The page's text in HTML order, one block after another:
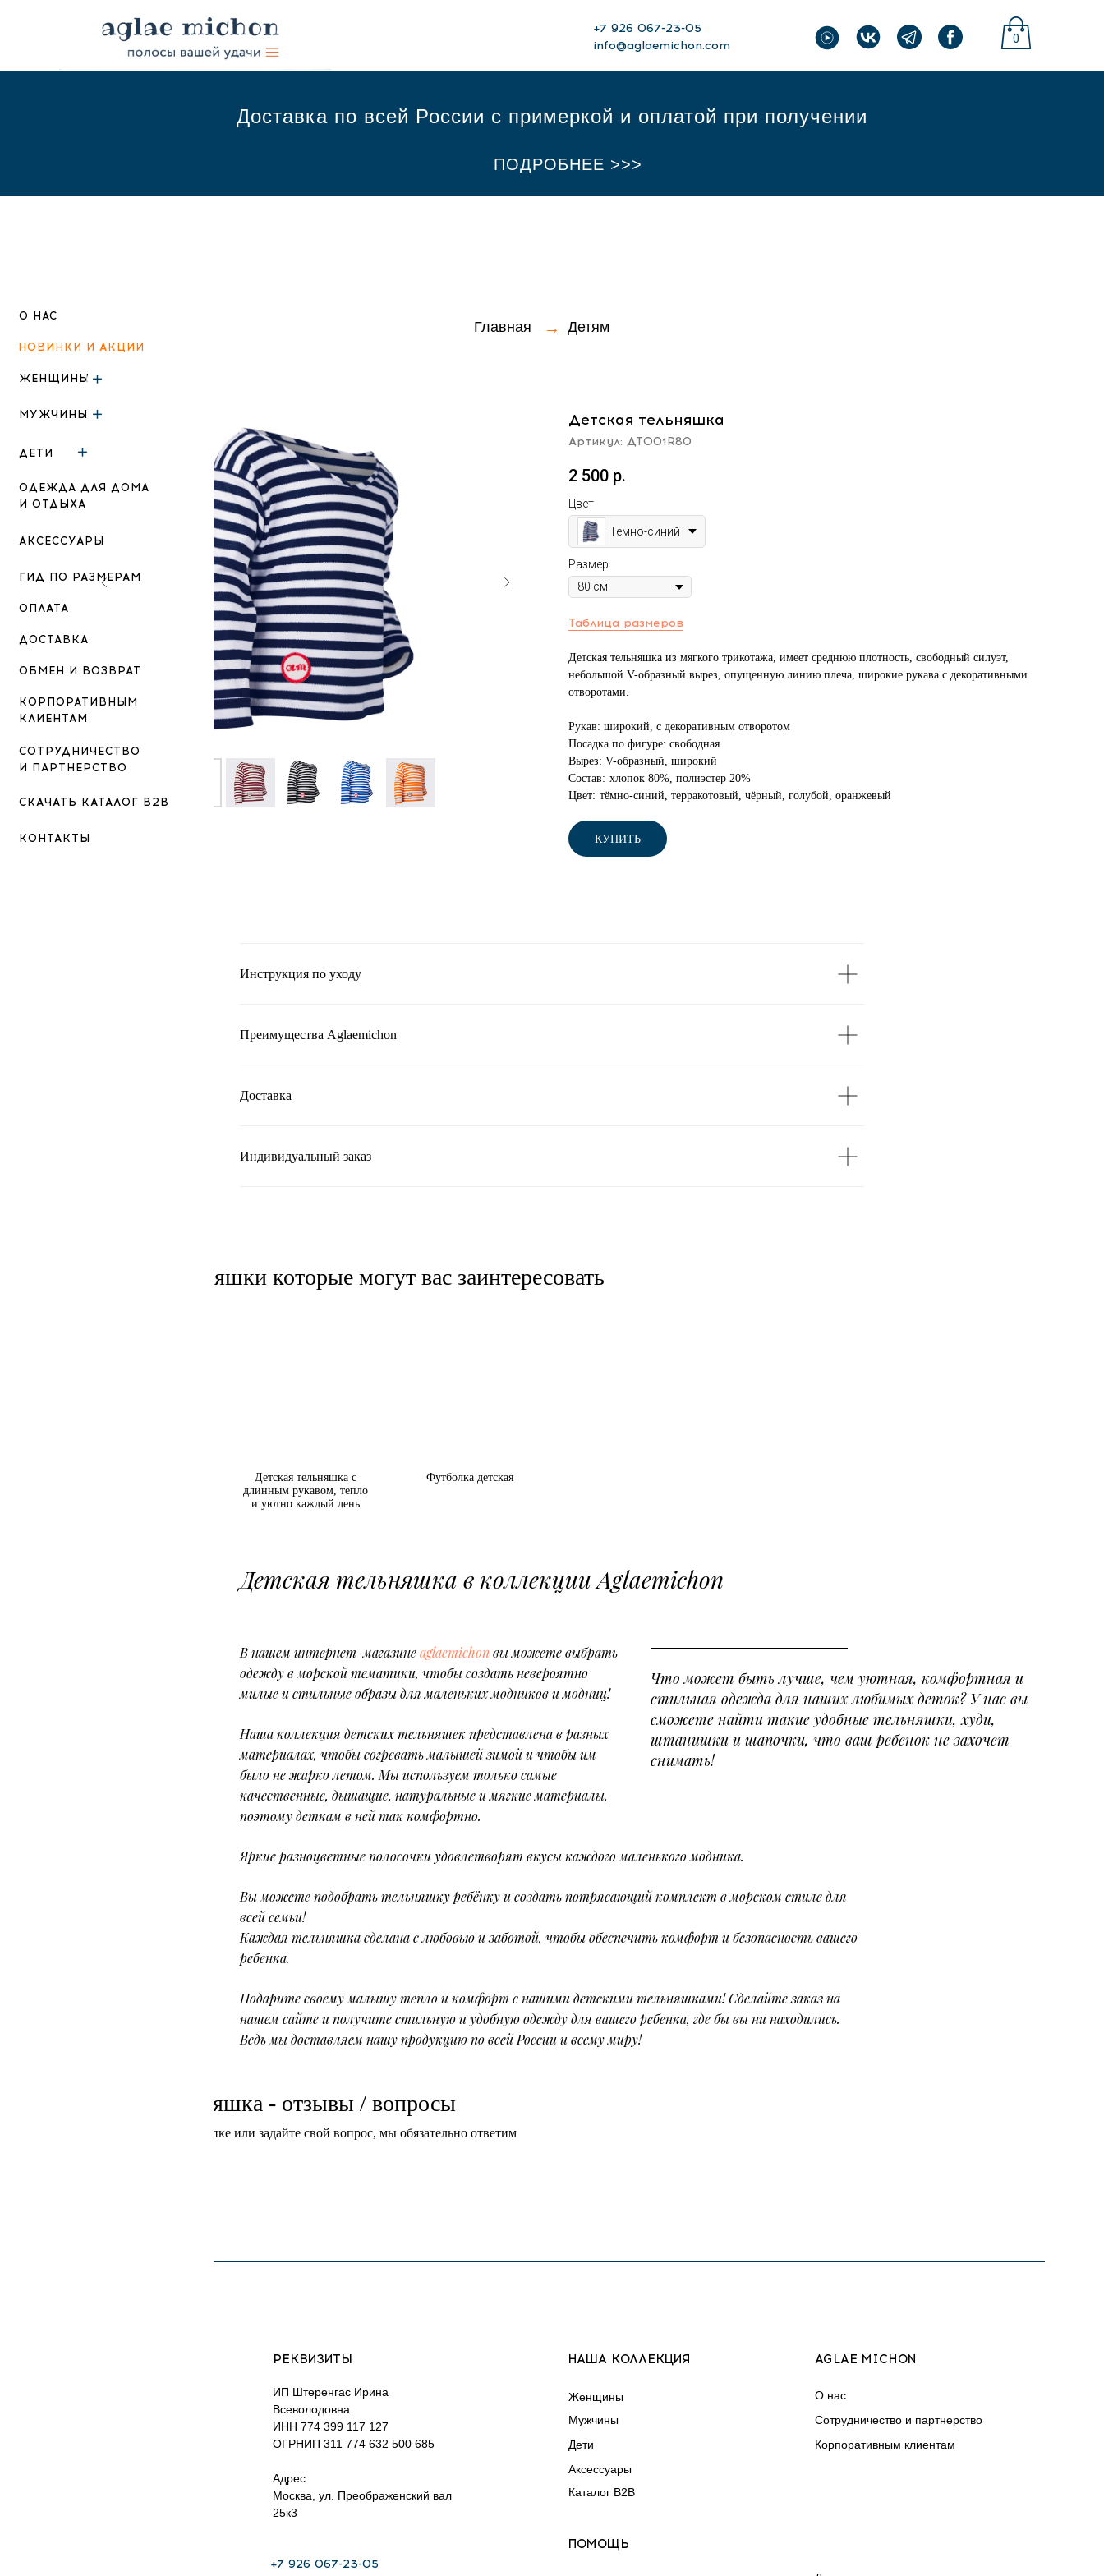
+7 926 067-23-05‬
0
info@aglaemichon.com
Доставка по всей России с примеркой и оплатой при получении
ПОДРОБНЕЕ >>>
ПРОМОКОД MY1AGLAE
Главная Детям
→
О НАС
НОВИНКИ И АКЦИИ
ЖЕНЩИНЫ
МУЖЧИНЫ
ОДЕЖДА ДЛЯ ДОМА
И ОТДЫХА
АКСЕССУАРЫ
ГИД ПО РАЗМЕРАМ
ОПЛАТА
ДОСТАВКА
КОРПОРАТИВНЫМ
КЛИЕНТАМ
СОТРУДНИЧЕСТВО
И ПАРТНЕРСТВО
ОБМЕН И ВОЗВРАТ
СКАЧАТЬ КАТАЛОГ B2B
КОНТАКТЫ
ДЕТИ
Детская тельняшка
Артикул: ДТО01R80
2 500 р.
Цвет
Тёмно-синий
Размер
Таблица размеров
Детская тельняшка из мягкого трикотажа, имеет среднюю плотность, свободный силуэт,
небольшой V-образный вырез, опущенную линию плеча, широкие рукава с декоративными
отворотами.
Рукав: широкий, с декоративным отворотом
Посадка по фигуре: свободная
Вырез: V-образный, широкий
Состав: хлопок 80%, полиэстер 20%
Цвет: тёмно-синий, терракотовый, чёрный, голубой, оранжевый
КУПИТЬ
Инструкция по уходу
Преимущества Aglaemichon
Доставка
Индивидуальный заказ
Детские тельняшки которые могут вас заинтересовать
Детская тельняшка с
длинным рукавом, тепло
и уютно каждый день
Футболка детская
Детская тельняшка в коллекции Aglaemichon
Что может быть лучше, чем уютная, комфортная и
стильная одежда для наших любимых деток? У нас вы
сможете найти такие удобные тельняшки, худи,
штанишки и шапочки, что ваш ребенок не захочет
снимать!
В нашем интернет-магазинеaglaemichonвы можете выбрать
одежду в морской тематики, чтобы создать невероятно
милые и стильные образы для маленьких модников и модниц!
Наша коллекция детских тельняшек представлена в разных
материалах, чтобы согревать малышей зимой и чтобы им
было не жарко летом. Мы используем только самые
качественные, дышащие, натуральные и мягкие материалы,
поэтому деткам в ней так комфортно.
Яркие разноцветные полосочки удовлетворят вкусы каждого маленького модника.
Вы можете подобрать тельняшку ребёнку и создать потрясающий комплект в морском стиле для
всей семьи!
Каждая тельняшка сделана с любовью и заботой, чтобы обеспечить комфорт и безопасность вашего
ребенка.
Подарите своему малышу тепло и комфорт с нашими детскими тельняшками! Сделайте заказ на
нашем сайте и получите стильную и удобную одежду для вашего ребенка, где бы вы ни находились.
Ведь мы доставляем нашу продукцию по всей России и всему миру!
Детская тельняшка - отзывы / вопросы
Напишите отзыв о покупке или задайте свой вопрос, мы обязательно ответим
ПОМОЩЬ
Женщины О нас
НАША КОЛЛЕКЦИЯ AGLAE MICHON
+7 926 067-23-05‬
Мужчины
Дети
Аксессуары
Сотрудничество и партнерство
Корпоративным клиентам
ИП Штеренгас Ирина
Всеволодовна
ИНН 774 399 117 127
ОГРНИП 311 774 632 500 685
Адрес:
Москва, ул. Преображенский вал
25к3
РЕКВИЗИТЫ
Каталог B2B